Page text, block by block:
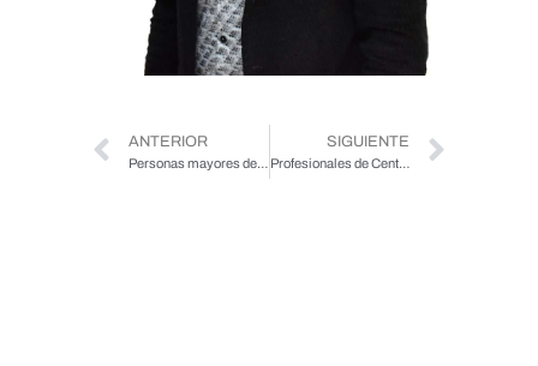
ANTERIOR
Personas mayores del Maule reciben certificación por participación en cursos
SIGUIENTE
Profesionales de Centros de Salud Familiar de Valparaíso se capacitan en demencia